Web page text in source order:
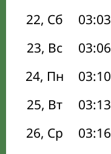
22, Сб
03:03
23, Вс
03:06
24, Пн
03:10
25, Вт
03:13
26, Ср
03:16